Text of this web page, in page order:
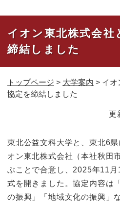
イオン東北株式会社
締結しました
トップページ > 大学案内 > イオ
協定を締結しました
更
東北公益文科大学と、東北6
オン東北株式会社（本社秋田
ぶことで合意し、2025年11
式を開きました。協定内容は
の振興」「地域文化の振興」